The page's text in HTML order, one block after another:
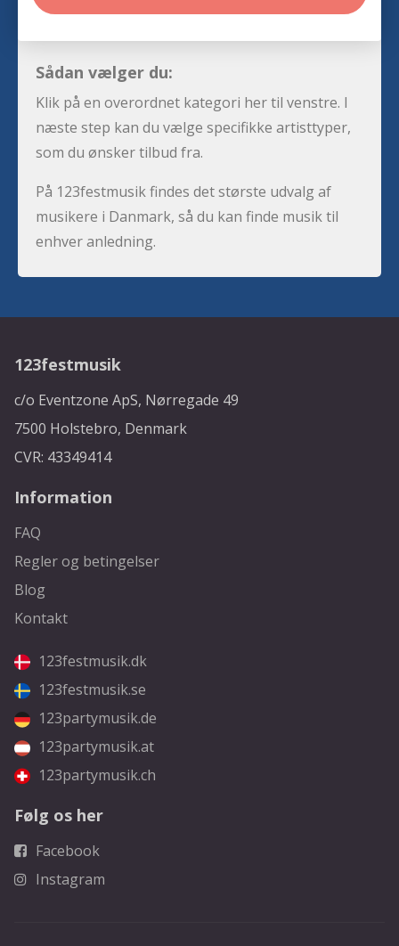
Sådan vælger du:
Klik på en overordnet kategori her til venstre. I
næste step kan du vælge specifikke artisttyper,
som du ønsker tilbud fra.
På 123festmusik findes det største udvalg af
musikere i Danmark, så du kan finde musik til
enhver anledning.
123festmusik
c/o Eventzone ApS, Nørregade 49
7500 Holstebro, Denmark
CVR: 43349414
Information
FAQ
Regler og betingelser
Blog
Kontakt
123festmusik.dk
123festmusik.se
123partymusik.de
123partymusik.at
123partymusik.ch
Følg os her
Facebook
Instagram